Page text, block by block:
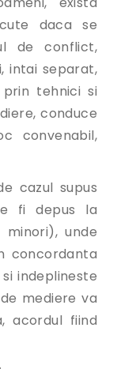
daca se
de conflict,
intai separat,
tehnici si
conduce
convenabil,
cazul supus
fi depus la
unde
concordanta
indeplineste
mediere va
acordul fiind